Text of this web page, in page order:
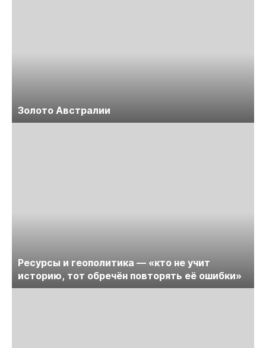
Золото Австралии
Ресурсы и геополитика — «кто не учит
историю, тот обречён повторять её ошибки»